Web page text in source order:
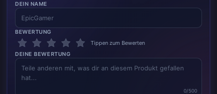
DEIN NAME
BEWERTUNG
Tippen zum Bewerten
DEINE BEWERTUNG
0/500